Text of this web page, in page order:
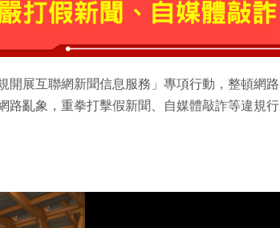
開展互聯網新聞信息服務」專項行動，整頓網路
路亂象，重拳打擊假新聞、自媒體敲詐等違規行